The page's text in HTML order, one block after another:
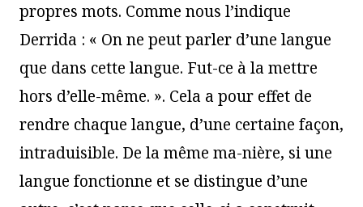
propres mots. Comme nous l’indique
Derrida : « On ne peut parler d’une langue
que dans cette langue. Fut-ce à la mettre
hors d’elle-même. ». Cela a pour effet de
rendre chaque langue, d’une certaine façon,
intraduisible. De la même ma-nière, si une
langue fonctionne et se distingue d’une